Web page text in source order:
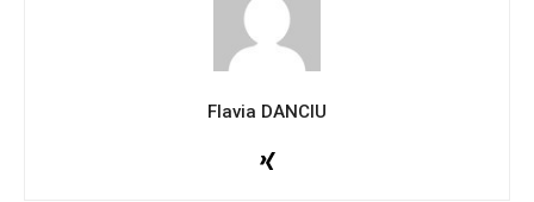
Flavia DANCIU